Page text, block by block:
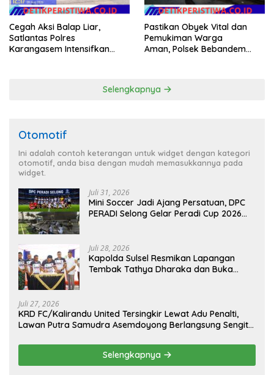
Cegah Aksi Balap Liar,
Satlantas Polres
Karangasem Intensifkan
Pastikan Obyek Vital dan
Pemukiman Warga
Aman, Polsek Bebandem
Selengkapnya
Otomotif
Ini adalah contoh keterangan untuk widget dengan kategori
otomotif, anda bisa dengan mudah memasukkannya pada
widget.
Juli 31, 2026
Mini Soccer Jadi Ajang Persatuan, DPC
PERADI Selong Gelar Peradi Cup 2026
Juli 28, 2026
Kapolda Sulsel Resmikan Lapangan
Tembak Tathya Dharaka dan Buka
Juli 27, 2026
KRD FC/Kalirandu United Tersingkir Lewat Adu Penalti,
Lawan Putra Samudra Asemdoyong Berlangsung Sengit
Selengkapnya